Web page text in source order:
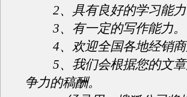
2、具有良好的学习能力
3、有一定的写作能力。
4、欢迎全国各地经销商
5、我们会根据您的文章
争力的稿酬。